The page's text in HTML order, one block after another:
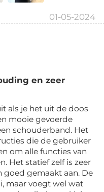
01-05-2024
en zeer
als je het uit de doos
mooie gevoerde
schouderband. Het
die de gebruiker
om alle functies van
Het statief zelf is zeer
gemaakt aan. De
maar voegt wel wat